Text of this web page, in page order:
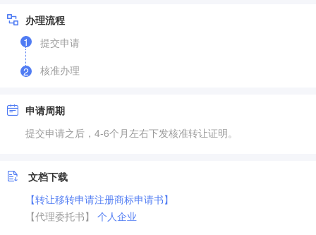
办理流程
1
提交申请
2 核准办理
申请周期
提交申请之后，4-6个月左右下发核准转让证明。
文档下载
【转让移转申请注册商标申请书】
【代理委托书】 个人企业